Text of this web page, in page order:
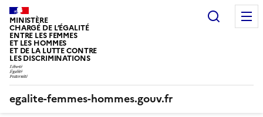
Panneau de gestion des cookies
MINISTÈRE
CHARGÉ DE L’ÉGALITÉ
ENTRE LES FEMMES
ET LES HOMMES
ET DE LA LUTTE CONTRE
LES DISCRIMINATIONS
egalite-femmes-hommes.gouv.fr